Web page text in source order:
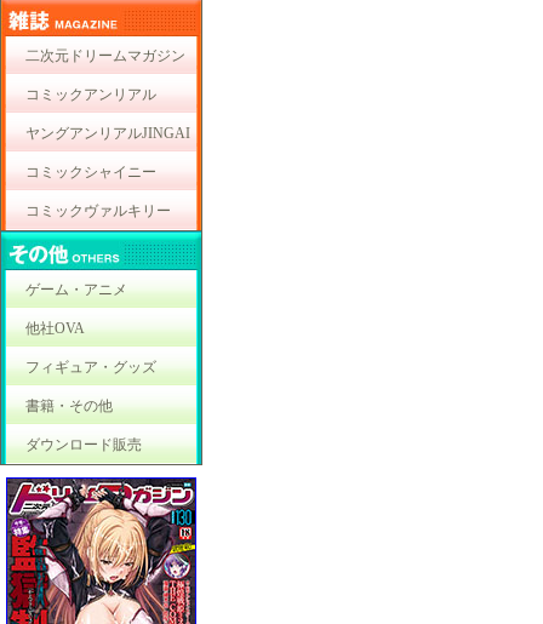
二次元ドリームマガジン
コミックアンリアル
ヤングアンリアルJINGAI
コミックシャイニー
コミックヴァルキリー
ゲーム・アニメ
他社OVA
フィギュア・グッズ
書籍・その他
ダウンロード販売